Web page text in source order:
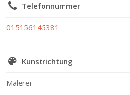
Telefonnummer
015156145381
Kunstrichtung
Malerei